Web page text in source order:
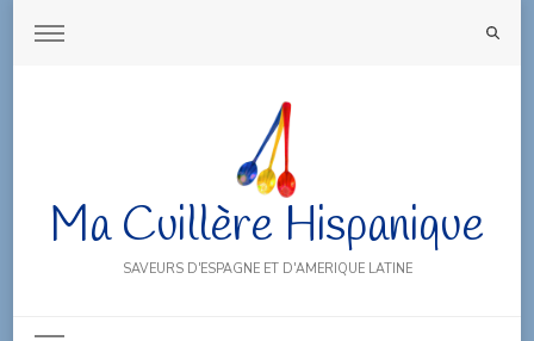
Ma Cuillère Hispanique
SAVEURS D'ESPAGNE ET D'AMERIQUE LATINE